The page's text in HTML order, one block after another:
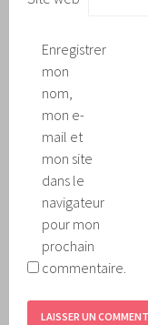
Enregistrer
mon
nom,
mon e-
mail et
mon site
dans le
navigateur
pour mon
prochain
commentaire.